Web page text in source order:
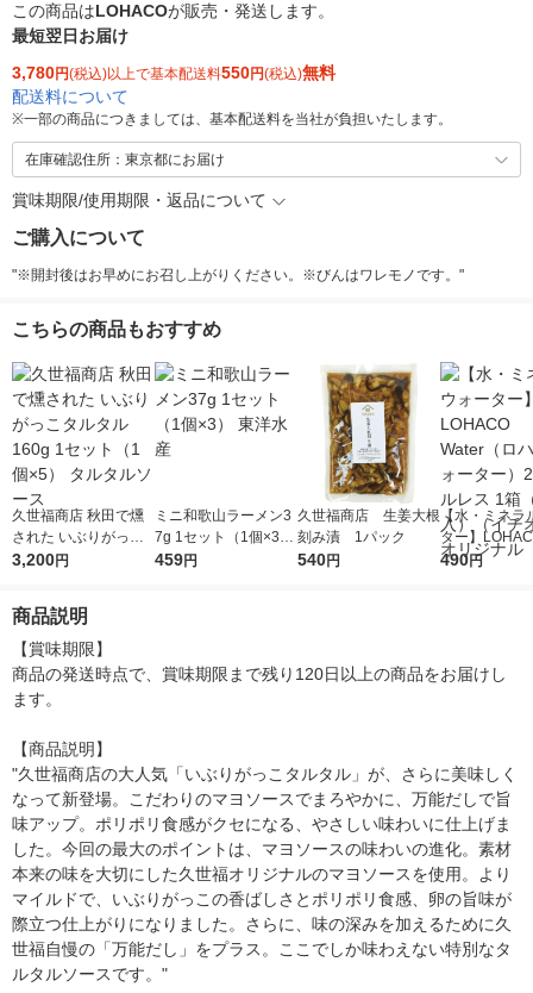
この商品はLOHACOが販売・発送します。
最短翌日お届け
3,780円(税込)以上で基本配送料550円(税込)無料
配送料について
※一部の商品につきましては、基本配送料を当社が負担いたします。
在庫確認住所：東京都にお届け
賞味期限/使用期限・返品について
ご購入について
"※開封後はお早めにお召し上がりください。※びんはワレモノです。"
こちらの商品もおすすめ
久世福商店 秋田で燻
された いぶりがっこ
タルタル 160g 1セッ
3,200円
ミニ和歌山ラーメン3
7g 1セット（1個×3）
東洋水産
459円
久世福商店 生姜大根
刻み漬 1パック
540円
【水・ミネラ
ター】
r（ロハコウ
490円
商品説明
【賞味期限】
商品の発送時点で、賞味期限まで残り120日以上の商品をお届けし
ます。
【商品説明】
"久世福商店の大人気「いぶりがっこタルタル」が、さらに美味しく
なって新登場。こだわりのマヨソースでまろやかに、万能だしで旨
味アップ。ポリポリ食感がクセになる、やさしい味わいに仕上げま
した。今回の最大のポイントは、マヨソースの味わいの進化。素材
本来の味を大切にした久世福オリジナルのマヨソースを使用。より
マイルドで、いぶりがっこの香ばしさとポリポリ食感、卵の旨味が
際立つ仕上がりになりました。さらに、味の深みを加えるために久
世福自慢の「万能だし」をプラス。ここでしか味わえない特別なタ
ルタルソースです。"